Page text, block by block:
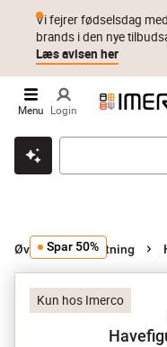
Klik & hent Byt i 1 år
Vi fejrer fødselsdag
brands i den nye
Læs avisen her
Menu Login
Øvrig haveindretning
Kun hos Imerco
Spar 50%